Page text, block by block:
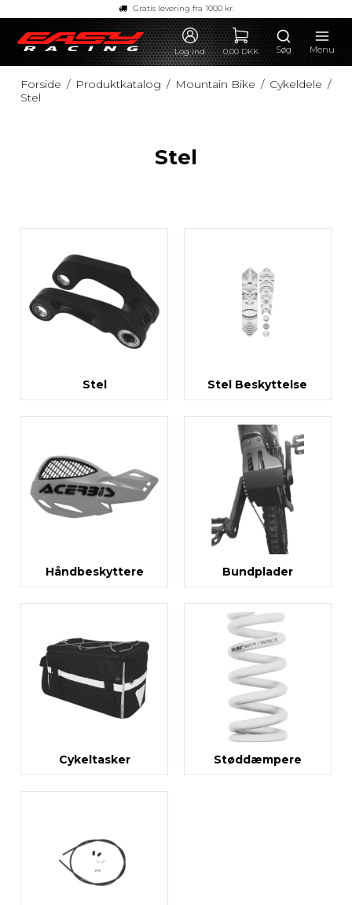
Gratis levering fra 1000 kr.
Log ind 0,00 DKK Søg Menu
Forside / Produktkatalog / Mountain Bike / Cykeldele /
Stel
Stel
Stel Stel Beskyttelse
Håndbeskyttere Bundplader
Cykeltasker Støddæmpere